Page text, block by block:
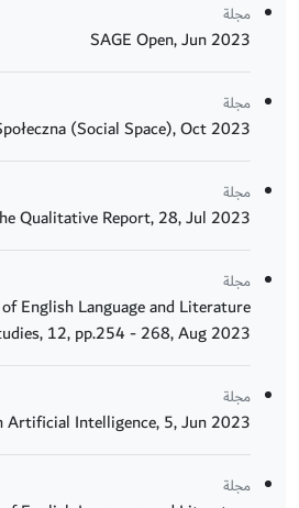
مجلة
SAGE Open, Jun 2023
مجلة
(Social Space), Oct 2023
مجلة
Qualitative Report, 28, Jul 2023
مجلة
English Language and Literature
12, pp.254 - 268, Aug 2023
مجلة
Artificial Intelligence, 5, Jun 2023
مجلة